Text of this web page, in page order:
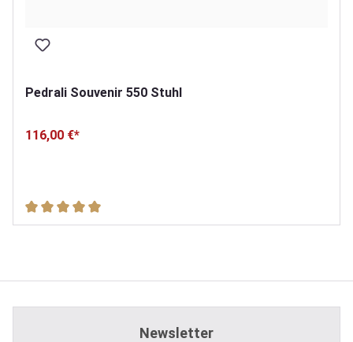
Pedrali Souvenir 550 Stuhl
116,00 €*
Durchschnittliche Bewertung von 5 von 5 Sternen
Newsletter